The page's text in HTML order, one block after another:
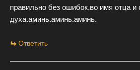
правильно без ошибок.во имя отца и
духа.аминь.аминь.аминь.
Ответить